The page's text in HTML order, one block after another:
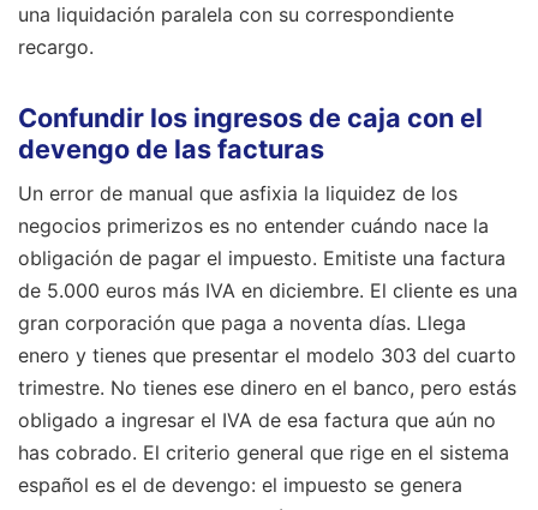
una liquidación paralela con su correspondiente
recargo.
Confundir los ingresos de caja con el
devengo de las facturas
Un error de manual que asfixia la liquidez de los
negocios primerizos es no entender cuándo nace la
obligación de pagar el impuesto. Emitiste una factura
de 5.000 euros más IVA en diciembre. El cliente es una
gran corporación que paga a noventa días. Llega
enero y tienes que presentar el modelo 303 del cuarto
trimestre. No tienes ese dinero en el banco, pero estás
obligado a ingresar el IVA de esa factura que aún no
has cobrado. El criterio general que rige en el sistema
español es el de devengo: el impuesto se genera